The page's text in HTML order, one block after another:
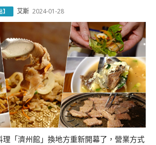
艾斯 2024-01-28
理「濟州館」換地方重新開幕了，營業方式